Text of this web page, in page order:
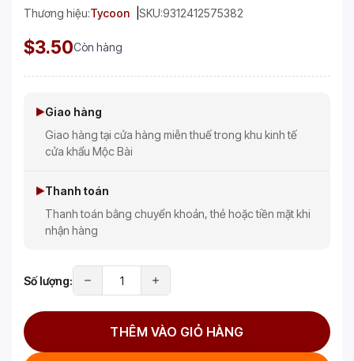
Thương hiệu:Tycoon SKU:9312412575382
$3.50Còn hàng
Giao hàng
Giao hàng tại cửa hàng miễn thuế trong khu kinh tế
cửa khẩu Mộc Bài
Thanh toán
Thanh toán bằng chuyển khoản, thẻ hoặc tiền mặt khi
nhận hàng
Số lượng:
THÊM VÀO GIỎ HÀNG